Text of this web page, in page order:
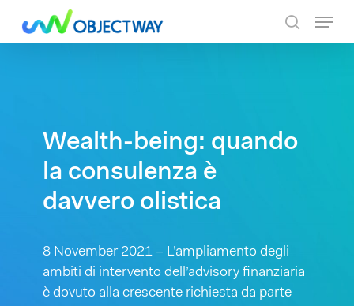
Wealth-being: quando
la consulenza è
davvero olistica
8 November 2021 – L’ampliamento degli
ambiti di intervento dell’advisory finanziaria
è dovuto alla crescente richiesta da parte